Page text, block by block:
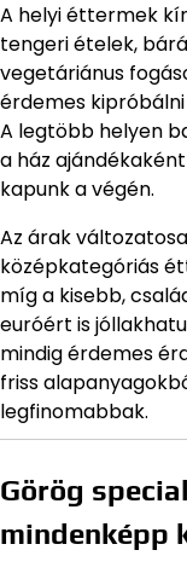
A helyi éttermek
tengeri ételek,
vegetáriánus
érdemes
A legtöbb helyen
a ház
kapunk a végén.
Az árak
középkategóriás
míg a kisebb,
euróért is
mindig érdemes
friss
legfinomabbak.
Görög
mindenképp